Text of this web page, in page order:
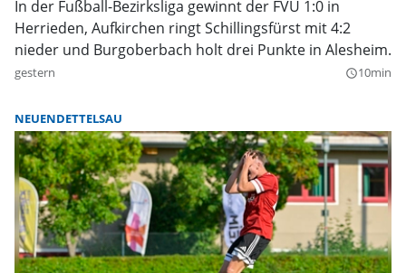
In der Fußball-Bezirksliga gewinnt der FVU 1:0 in
Herrieden, Aufkirchen ringt Schillingsfürst mit 4:2
nieder und Burgoberbach holt drei Punkte in Alesheim.
gestern query_builder10min
NEUENDETTELSAU